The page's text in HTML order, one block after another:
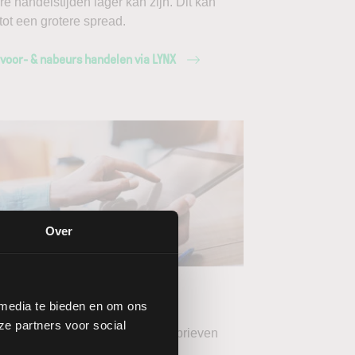
Over
te bieden en om ons
partners voor social
een grotere spread.
& nabeurs handelen via LYNX
uw gewenste LYNX Nieuwsbrieven